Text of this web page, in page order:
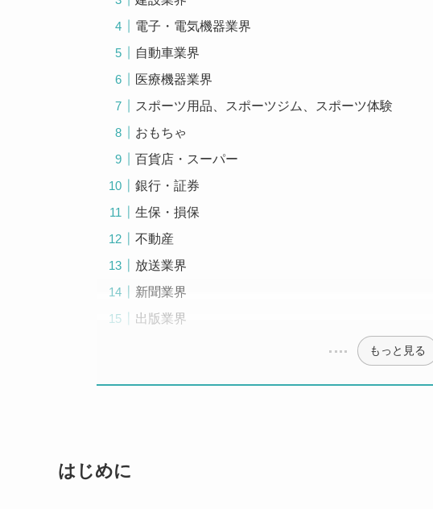
電子・電気機器業界
自動車業界
医療機器業界
スポーツ用品、スポーツジム、スポーツ体験
おもちゃ
百貨店・スーパー
銀行・証券
生保・損保
不動産
放送業界
新聞業界
出版業界
もっと見る
はじめに